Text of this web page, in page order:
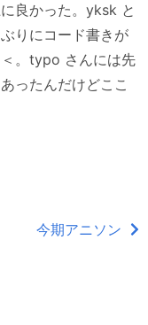
良かった。yksk と
りにコード書きが
。typo さんには先
ったんだけどここ
今期アニソン